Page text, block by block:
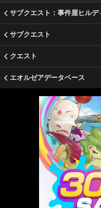
サブクエスト：事件屋ヒルデ
サブクエスト
クエスト
エオルゼアデータベース